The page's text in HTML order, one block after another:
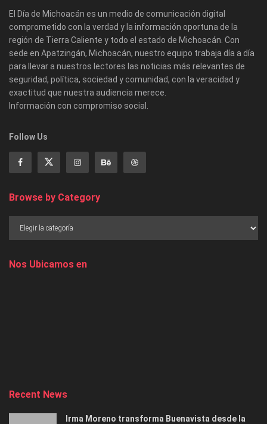
El Día de Michoacán es un medio de comunicación digital
comprometido con la verdad y la información oportuna de la
región de Tierra Caliente y todo el estado de Michoacán. Con
sede en Apatzingán, Michoacán, nuestro equipo trabaja día a día
para llevar a nuestros lectores las noticias más relevantes de
seguridad, política, sociedad y comunidad, con la veracidad y
exactitud que nuestra audiencia merece.
Información con compromiso social.
Follow Us
Browse by Category
Nos Ubicamos en
Recent News
Irma Moreno transforma Buenavista desde la